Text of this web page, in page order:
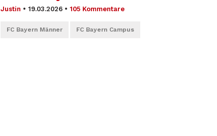
Justin • 19.03.2026 • 105 Kommentare
FC Bayern Männer FC Bayern Campus